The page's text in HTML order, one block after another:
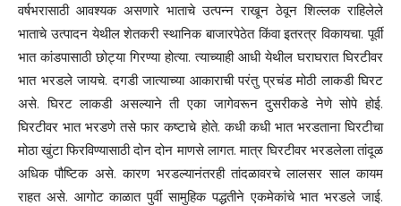
वर्षभरासाठी आवश्यक असणारे भाताचे उत्पन्न राखून ठेवून शिल्लक राहिलेले
भाताचे उत्पादन येथील शेतकरी स्थानिक बाजारपेठेत किंवा इतरत्र विकायचा. पूर्वी
भात कांडपासाठी छोट्या गिरण्या होत्या. त्याच्याही आधी येथील घराघरात घिरटीवर
भात भरडले जायचे. दगडी जात्याच्या आकाराची परंतु प्रचंड मोठी लाकडी घिरट
असे. घिरट लाकडी असल्याने ती एका जागेवरून दुसरीकडे नेणे सोपे होई.
घिरटीवर भात भरडणे तसे फार कष्टाचे होते. कधी कधी भात भरडताना घिरटीचा
मोठा खुंटा फिरविण्यासाठी दोन दोन माणसे लागत. मात्र घिरटीवर भरडलेला तांदूळ
अधिक पौष्टिक असे. कारण भरडल्यानंतरही तांदळावरचे लालसर साल कायम
राहत असे. आगोट काळात पुर्वी सामुहिक पद्धतीने एकमेकांचे भात भरडले जाई.